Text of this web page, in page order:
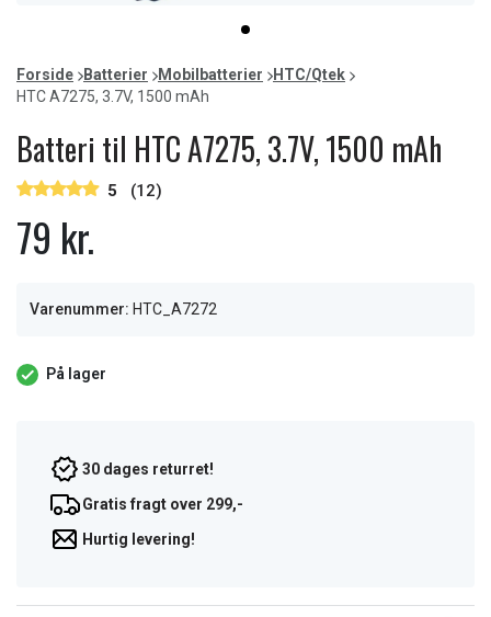
item
0
of
1
Forside Batterier Mobilbatterier
HTC/Qtek
HTC A7275, 3.7V, 1500 mAh
Batteri til HTC A7275, 3.7V, 1500 mAh
5 (12)
79 kr.
Varenummer: HTC_A7272
På lager
30 dages returret!
Gratis fragt over 299,-
Hurtig levering!